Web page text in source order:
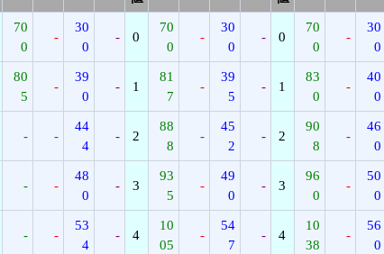
70
0
-
30
0
- 0
70
0
-
30
0
- 0
70
0
-
30
0
80
5
-
39
0
- 1
81
7
-
39
5
- 1
83
0
-
40
0
- -
44
4
- 2
88
8
-
45
2
- 2
90
8
-
46
0
- -
48
0
- 3
93
5
-
49
0
- 3
96
0
-
50
0
- -
53
4
- 4
10
05
-
54
7
- 4
10
38
-
56
0